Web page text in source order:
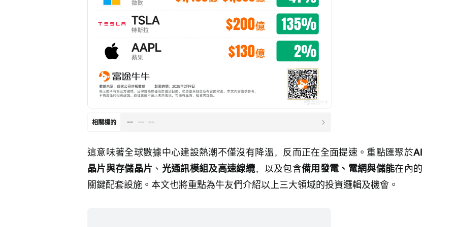
相關標的 -- -- --
這意味著全球數據中心建設熱潮不僅沒有降溫，反而正在全面提速。重點匯聚於AI
晶片與存儲晶片 、 光通訊模組及高速線纜，以及包含備用發電、電網與儲能在內的
關鍵配套設施。本文也將重點為牛友們介紹以上三大領域的投資邏輯及機會。